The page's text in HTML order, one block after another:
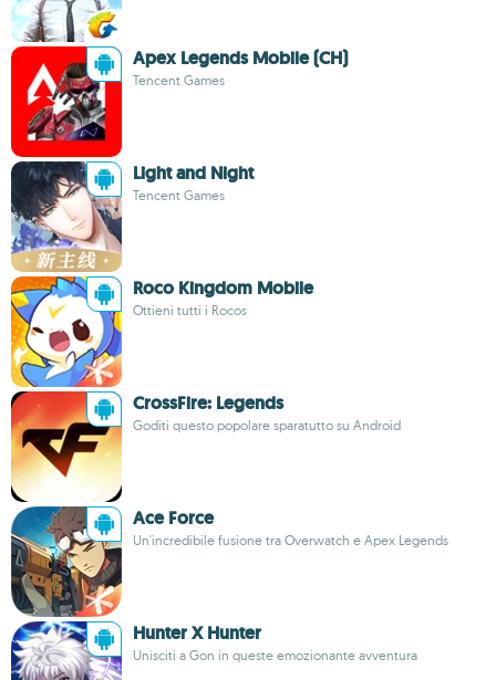
Apex Legends Mobile (CH)
Tencent Games
Light and Night
Tencent Games
Roco Kingdom Mobile
Ottieni tutti i Rocos
CrossFire: Legends
Goditi questo popolare sparatutto su Android
Ace Force
Un'incredibile fusione tra Overwatch e Apex Legends
Hunter X Hunter
Unisciti a Gon in queste emozionante avventura